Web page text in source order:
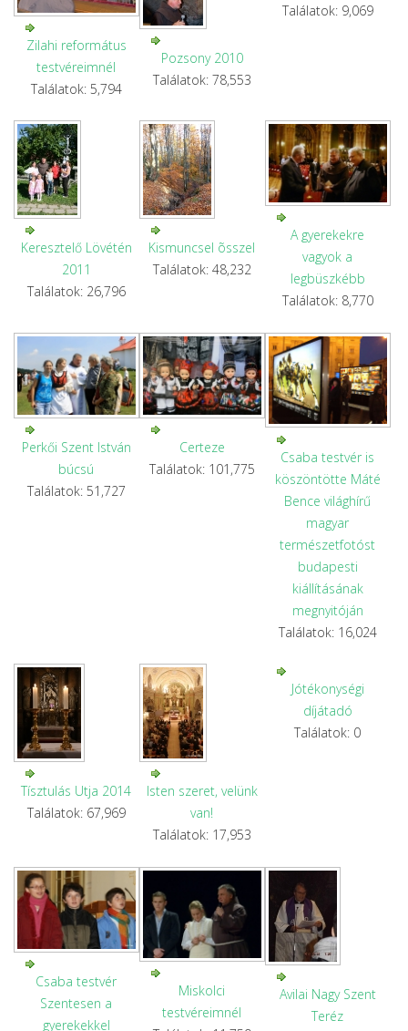
Zilahi református
testvéreimnél
Találatok: 5,794
Pozsony 2010
Találatok: 78,553
Találatok: 9,069
Keresztelő Lövétén
2011
Találatok: 26,796
Kismuncsel õsszel
Találatok: 48,232
A gyerekekre
vagyok a
legbüszkébb
Találatok: 8,770
Perkői Szent István
búcsú
Találatok: 51,727
Certeze
Találatok: 101,775
Csaba testvér is
köszöntötte Máté
Bence világhírű
magyar
természetfotóst
budapesti
kiállításának
megnyitóján
Találatok: 16,024
Tísztulás Utja 2014
Találatok: 67,969
Isten szeret, velünk
van!
Találatok: 17,953
Jótékonységi
díjátadó
Találatok: 0
Csaba testvér
Szentesen a
gyerekekkel
Miskolci
testvéreimnél
Avilai Nagy Szent
Teréz